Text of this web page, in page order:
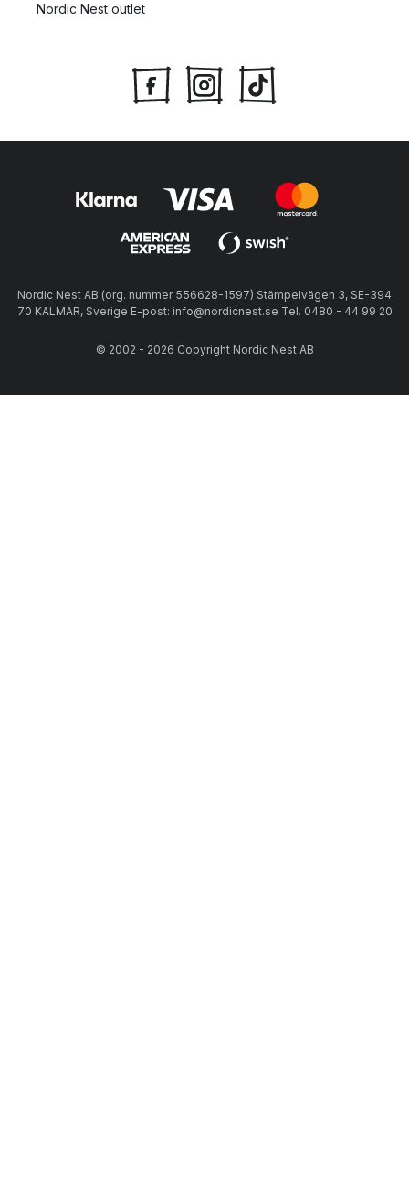
Nordic Nest outlet
Nordic Nest AB (org. nummer 556628-1597) Stämpelvägen 3, SE-394
70 KALMAR, Sverige E-post: info@nordicnest.se Tel. 0480 - 44 99 20
© 2002 - 2026 Copyright Nordic Nest AB